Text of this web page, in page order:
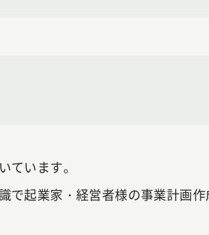
ています。
起業家・経営者様の事業計画